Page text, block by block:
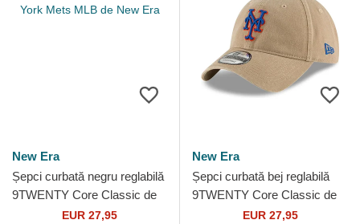
New Era
Șepci curbată negru reglabilă
9TWENTY Core Classic de
New York Mets MLB de New
EUR 27,95
New Era
Șepci curbată bej reglabilă
9TWENTY Core Classic de
New York Mets MLB de New
EUR 27,95